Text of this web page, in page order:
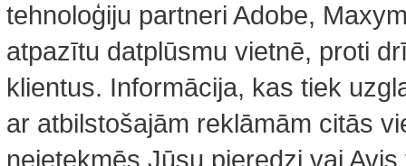
tehnoloģiju partneri Adobe,
atpazītu datplūsmu vietnē, proti
klientus. Informācija, kas tiek
ar atbilstošajām reklāmām citās
neietekmēs Jūsu pieredzi vai